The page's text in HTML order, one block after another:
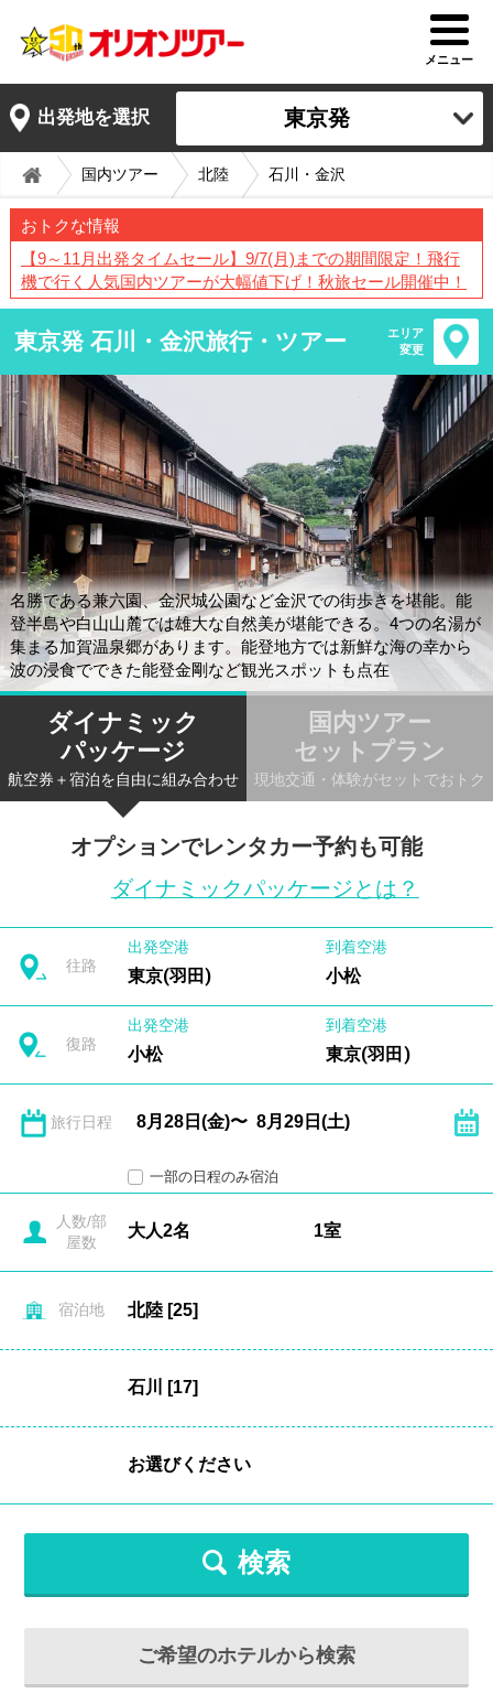
メニュー
出発地を選択 東京発
国内ツアー 北陸 石川・金沢
おトクな情報
【9～11月出発タイムセール】9/7(月)までの期間限定！飛行
機で行く人気国内ツアーが大幅値下げ！秋旅セール開催中！
東京発 石川・金沢旅行・ツアー
エリア
変更
名勝である兼六園、金沢城公園など金沢での街歩きを堪能。能
登半島や白山山麓では雄大な自然美が堪能できる。4つの名湯が
集まる加賀温泉郷があります。能登地方では新鮮な海の幸から
波の浸食でできた能登金剛など観光スポットも点在
ダイナミック
パッケージ
航空券＋宿泊を自由に組み合わせ
国内ツアー
セットプラン
現地交通・体験がセットでおトク
オプションでレンタカー予約も可能
ダイナミックパッケージとは？
往路
出発空港
東京(羽田)
到着空港
小松
復路
出発空港
小松
到着空港
東京(羽田)
旅行日程
一部の日程のみ宿泊
人数/部
屋数
宿泊地
検索
ご希望のホテルから検索